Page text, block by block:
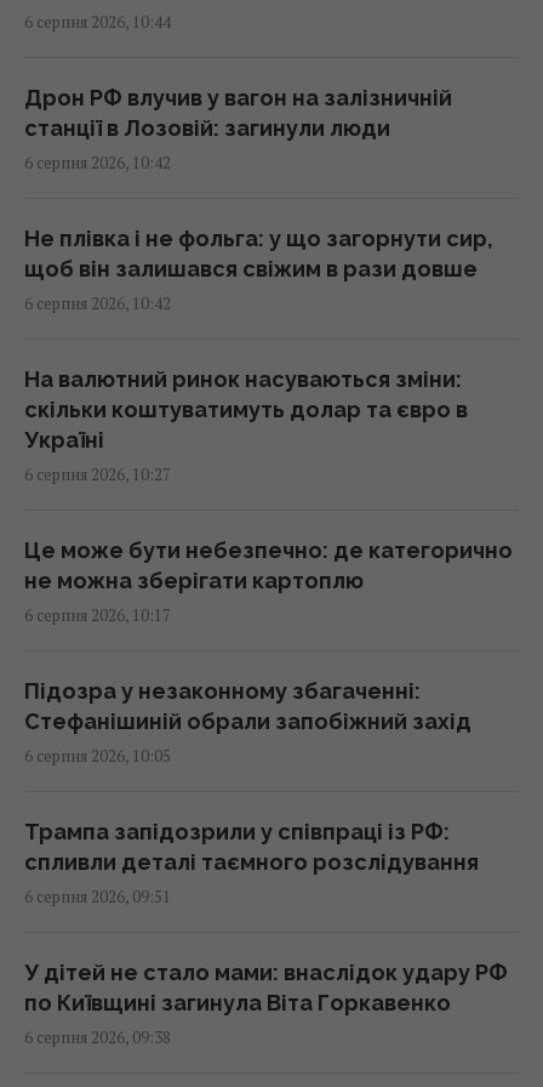
10:21 четвер, 06 серпня 2026
Телескоп на Гаваях зафіксував нові
загадкові явища на поверхні Сонця
10:09 четвер, 06 серпня 2026
Експерт розкрив, як Україні розвʼязати
проблему нестачі ракет до Patriot
09:51 четвер, 06 серпня 2026
Найбільш стратегічна та символічна ціль: у
TWZ пояснили сенс атаки на Ан-124 у
Німеччині
09:45 четвер, 06 серпня 2026
Відомий український актор чесно назвав
суму, яку можна заробити у кіно
09:44 четвер, 06 серпня 2026
Нові скам'янілості в Іспанії вказують на
канібалізм перших європейців: що знайшли
вчені
Після аномальної спеки в Україну
увірвуться грози, шквали та град, -
09:31 четвер, 06 серпня 2026
Замість розширення ЄС: ексдепутат
6 серпня 2026, 10:44
Дрон РФ влучив у вагон на залізничній
станції в Лозовій: загинули люди
6 серпня 2026, 10:42
Не плівка і не фольга: у що загорнути сир,
щоб він залишався свіжим в рази довше
6 серпня 2026, 10:42
На валютний ринок насуваються зміни:
скільки коштуватимуть долар та євро в
Україні
6 серпня 2026, 10:27
Це може бути небезпечно: де категорично
не можна зберігати картоплю
6 серпня 2026, 10:17
Підозра у незаконному збагаченні:
Стефанішиній обрали запобіжний захід
6 серпня 2026, 10:05
Трампа запідозрили у співпраці із РФ:
спливли деталі таємного розслідування
6 серпня 2026, 09:51
У дітей не стало мами: внаслідок удару РФ
по Київщині загинула Віта Горкавенко
6 серпня 2026, 09:38